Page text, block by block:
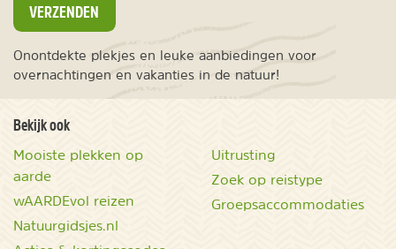
VERZENDEN
Onontdekte plekjes en leuke aanbiedingen voor
overnachtingen en vakanties in de natuur!
Bekijk ook
Mooiste plekken op
aarde
wAARDEvol reizen
Natuurgidsjes.nl
Uitrusting
Zoek op reistype
Groepsaccommodaties